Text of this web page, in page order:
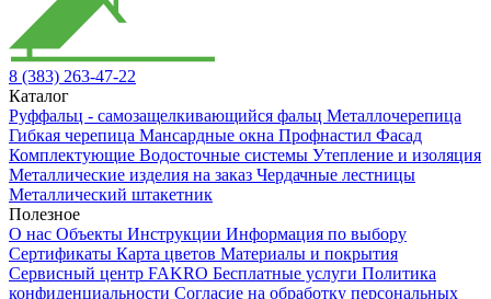
8 (383) 263-47-22
Каталог
Руффальц - самозащелкивающийся фальц Металлочерепица
Гибкая черепица Мансардные окна Профнастил Фасад
Комплектующие Водосточные системы Утепление и изоляция
Металлические изделия на заказ Чердачные лестницы
Металлический штакетник
Полезное
О нас Объекты Инструкции Информация по выбору
Сертификаты Карта цветов Материалы и покрытия
Сервисный центр FAKRO Бесплатные услуги Политика
конфиденциальности Согласие на обработку персональных